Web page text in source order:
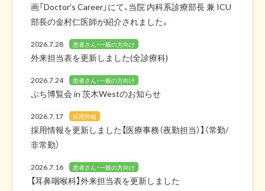
画「Doctor’s Career」にて、当院 内科系診療部長 兼 ICU
部長の金村仁医師が紹介されました。
2026.7.28 患者さん・一般の方向け
外来担当表を更新しました(全診療科)
2026.7.24 患者さん・一般の方向け
ぷち博覧会 in 茨木Westのお知らせ
2026.7.17 採用情報
採用情報を更新しました【医療事務（夜勤担当）】（常勤/
非常勤）
2026.7.16 患者さん・一般の方向け
【耳鼻咽喉科】外来担当表を更新しました